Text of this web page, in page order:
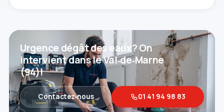
Urgence dégât des eaux? On
intervient dans le Val‑de‑Marne
(94)!
Contactez‑nous 01 41 94 98 83